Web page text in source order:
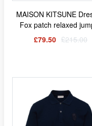
MAISON KITSUNE
Fox patch relaxed
£79.50 £215.00